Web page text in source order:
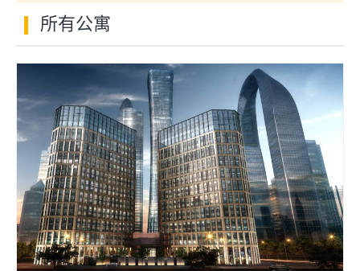
所有公寓